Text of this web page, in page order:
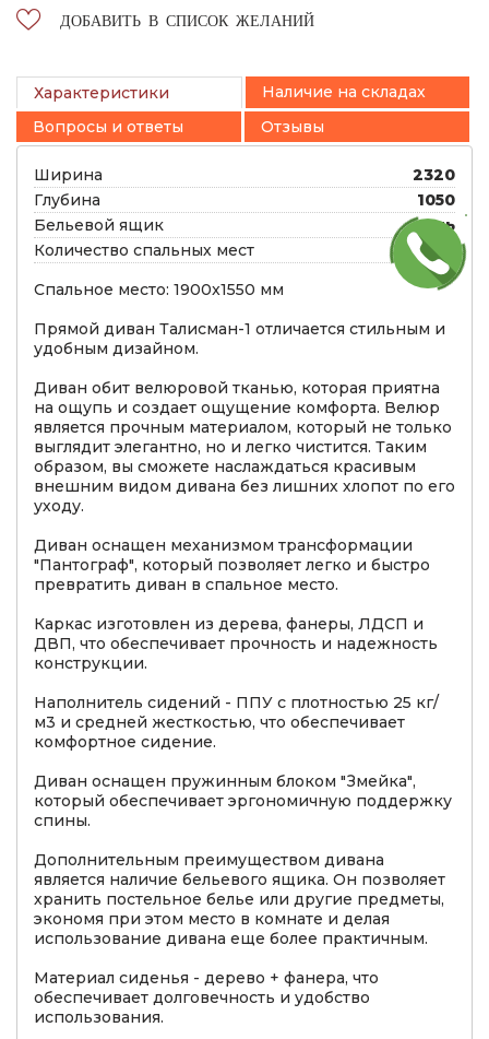
ДОБАВИТЬ В СПИСОК ЖЕЛАНИЙ
Характеристики
Наличие на складах
Вопросы и ответы
Отзывы
Ширина
2320
Глубина
1050
Бельевой ящик
есть
Количество спальных мест
1, 2
Спальное место: 1900x1550 мм
Прямой диван Талисман-1 отличается стильным и
удобным дизайном.
Диван обит велюровой тканью, которая приятна
на ощупь и создает ощущение комфорта. Велюр
является прочным материалом, который не только
выглядит элегантно, но и легко чистится. Таким
образом, вы сможете наслаждаться красивым
внешним видом дивана без лишних хлопот по его
уходу.
Диван оснащен механизмом трансформации
"Пантограф", который позволяет легко и быстро
превратить диван в спальное место.
Каркас изготовлен из дерева, фанеры, ЛДСП и
ДВП, что обеспечивает прочность и надежность
конструкции.
Наполнитель сидений - ППУ с плотностью 25 кг/
м3 и средней жесткостью, что обеспечивает
комфортное сидение.
Диван оснащен пружинным блоком "Змейка",
который обеспечивает эргономичную поддержку
спины.
Дополнительным преимуществом дивана
является наличие бельевого ящика. Он позволяет
хранить постельное белье или другие предметы,
экономя при этом место в комнате и делая
использование дивана еще более практичным.
Материал сиденья - дерево + фанера, что
обеспечивает долговечность и удобство
использования.